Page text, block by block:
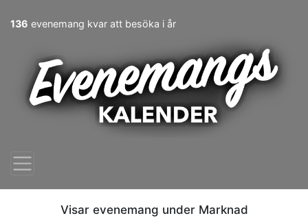
136 evenemang kvar att besöka i år
Visar evenemang under Marknad